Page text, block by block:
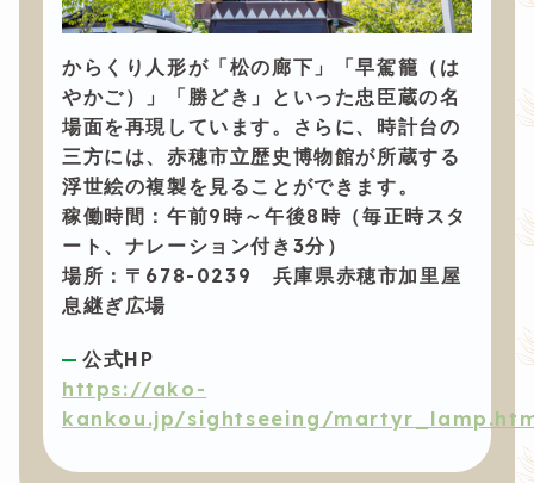
からくり人形が「松の廊下」「早駕籠（は
やかご）」「勝どき」といった忠臣蔵の名
場面を再現しています。さらに、時計台の
三方には、赤穂市立歴史博物館が所蔵する
浮世絵の複製を見ることができます。
稼働時間：午前9時～午後8時（毎正時スタ
ート、ナレーション付き3分）
場所：〒678-0239 兵庫県赤穂市加里屋
息継ぎ広場
公式HP
https://ako-
kankou.jp/sightseeing/